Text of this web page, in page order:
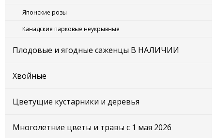
Японские розы
Канадские парковые неукрывные
Плодовые и ягодные саженцы В НАЛИЧИИ
Хвойные
Цветущие кустарники и деревья
Многолетние цветы и травы с 1 мая 2026